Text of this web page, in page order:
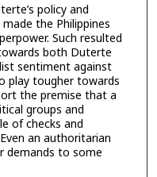
policy and
the Philippines
Such resulted
both Duterte
sentiment against
play tougher towards
the premise that a
groups and
of checks and
an authoritarian
demands to some